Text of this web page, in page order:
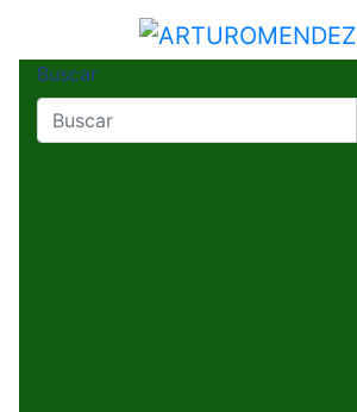
contenido
ARTURO MENDEZ
Buscar